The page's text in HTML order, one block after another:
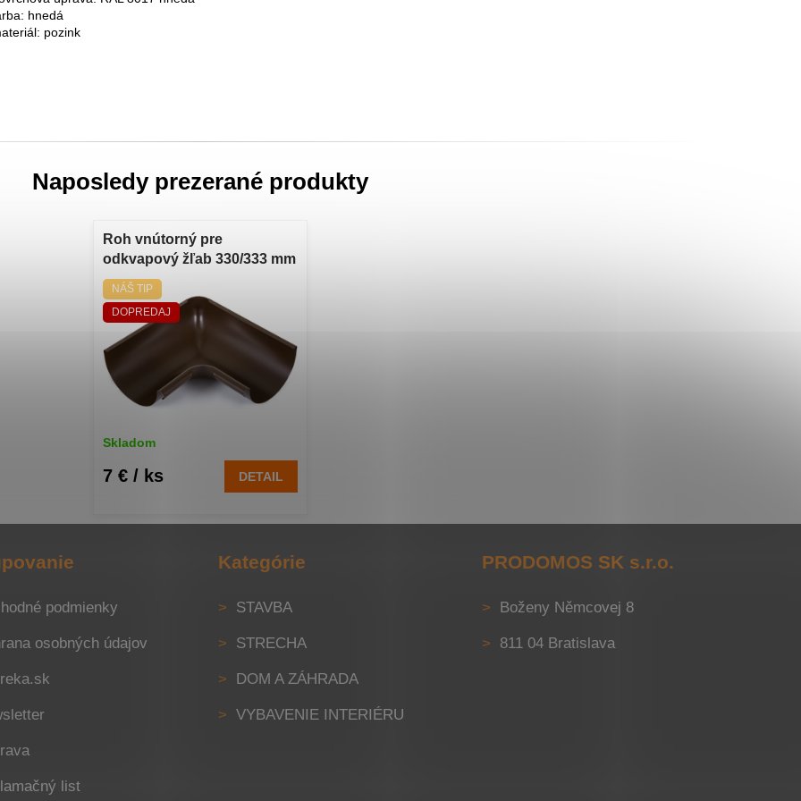
hnedá
pozink
Naposledy prezerané produkty
Roh vnútorný pre
odkvapový žľab 330/333 mm
univerzálny pozinkovaný
lakovaný RAL 8017 hnedý
Pozinkovaný lakovaný
vnútorný roh pre odkvapové
žľaby 330 mm a 333 mm
RAL 8017 hnedý
NÁŠ TIP
DOPREDAJ
Skladom
7 € / ks DETAIL
podmienky
osobných údajov
list
Kategórie
STAVBA
STRECHA
DOM A ZÁHRADA
VYBAVENIE INTERIÉRU
PRODOMOS SK s.r.o.
Boženy Němcovej 8
811 04 Bratislava